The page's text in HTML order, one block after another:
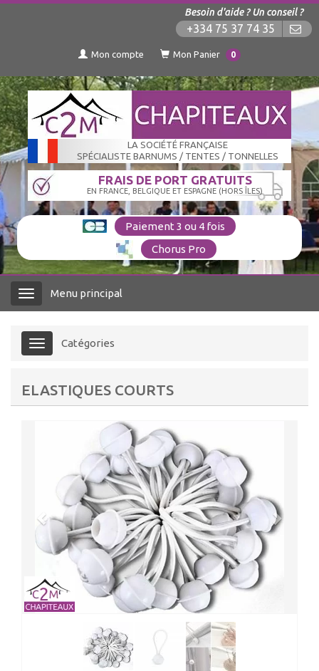
Besoin d'aide ? Un conseil ?
+334 75 37 74 35
Mon compte Mon Panier 0
LA SOCIÉTÉ FRANÇAISE
SPÉCIALISTE BARNUMS / TENTES / TONNELLES
FRAIS DE PORT GRATUITS
EN FRANCE, BELGIQUE ET ESPAGNE (HORS ÎLES)
Paiement 3 ou 4 fois
Chorus Pro
Menu Menu principal
Menu Catégories
ELASTIQUES COURTS